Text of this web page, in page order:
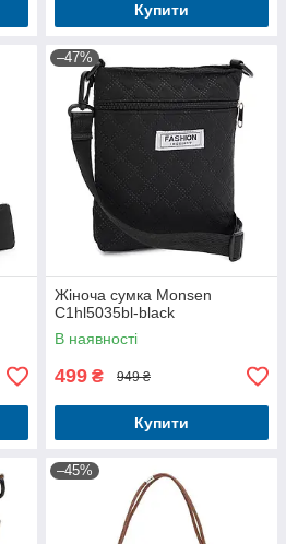
Купити
–47%
Жіноча сумка Monsen
C1hl5035bl-black
В наявності
499 ₴ 949 ₴
Купити
–45%